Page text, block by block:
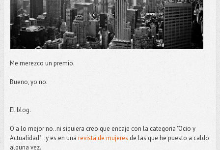
Me merezco un premio.
Bueno, yo no.
El blog.
O a lo mejor no..ni siquiera creo que encaje con la categoria "Ocio y
Actualidad"...y es en una revista de mujeres de las que he puesto a caldo
alguna vez.